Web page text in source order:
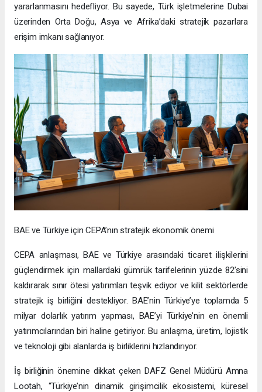
yararlanmasını hedefliyor. Bu sayede, Türk işletmelerine Dubai
üzerinden Orta Doğu, Asya ve Afrika’daki stratejik pazarlara
erişim imkanı sağlanıyor.
BAE ve Türkiye için CEPA’nın stratejik ekonomik önemi
CEPA anlaşması, BAE ve Türkiye arasındaki ticaret ilişkilerini
güçlendirmek için mallardaki gümrük tarifelerinin yüzde 82’sini
kaldırarak sınır ötesi yatırımları teşvik ediyor ve kilit sektörlerde
stratejik iş birliğini destekliyor. BAE’nin Türkiye’ye toplamda 5
milyar dolarlık yatırım yapması, BAE’yi Türkiye’nin en önemli
yatırımcılarından biri haline getiriyor. Bu anlaşma, üretim, lojistik
ve teknoloji gibi alanlarda iş birliklerini hızlandırıyor.
İş birliğinin önemine dikkat çeken DAFZ Genel Müdürü Amna
Lootah, “Türkiye’nin dinamik girişimcilik ekosistemi, küresel